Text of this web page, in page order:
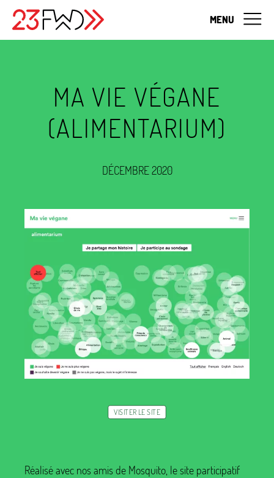
MENU
MA VIE VÉGANE
(ALIMENTARIUM)
DÉCEMBRE 2020
VISITER LE SITE
Réalisé avec nos amis de Mosquito, le site participatif